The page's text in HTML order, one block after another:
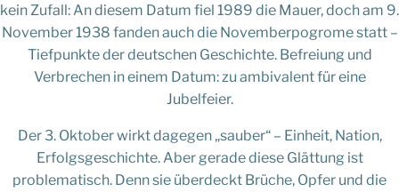
kein Zufall: An diesem Datum fiel 1989 die Mauer, doch am 9.
November 1938 fanden auch die Novemberpogrome statt –
Tiefpunkte der deutschen Geschichte. Befreiung und
Verbrechen in einem Datum: zu ambivalent für eine
Jubelfeier.
Der 3. Oktober wirkt dagegen „sauber“ – Einheit, Nation,
Erfolgsgeschichte. Aber gerade diese Glättung ist
problematisch. Denn sie überdeckt Brüche, Opfer und die